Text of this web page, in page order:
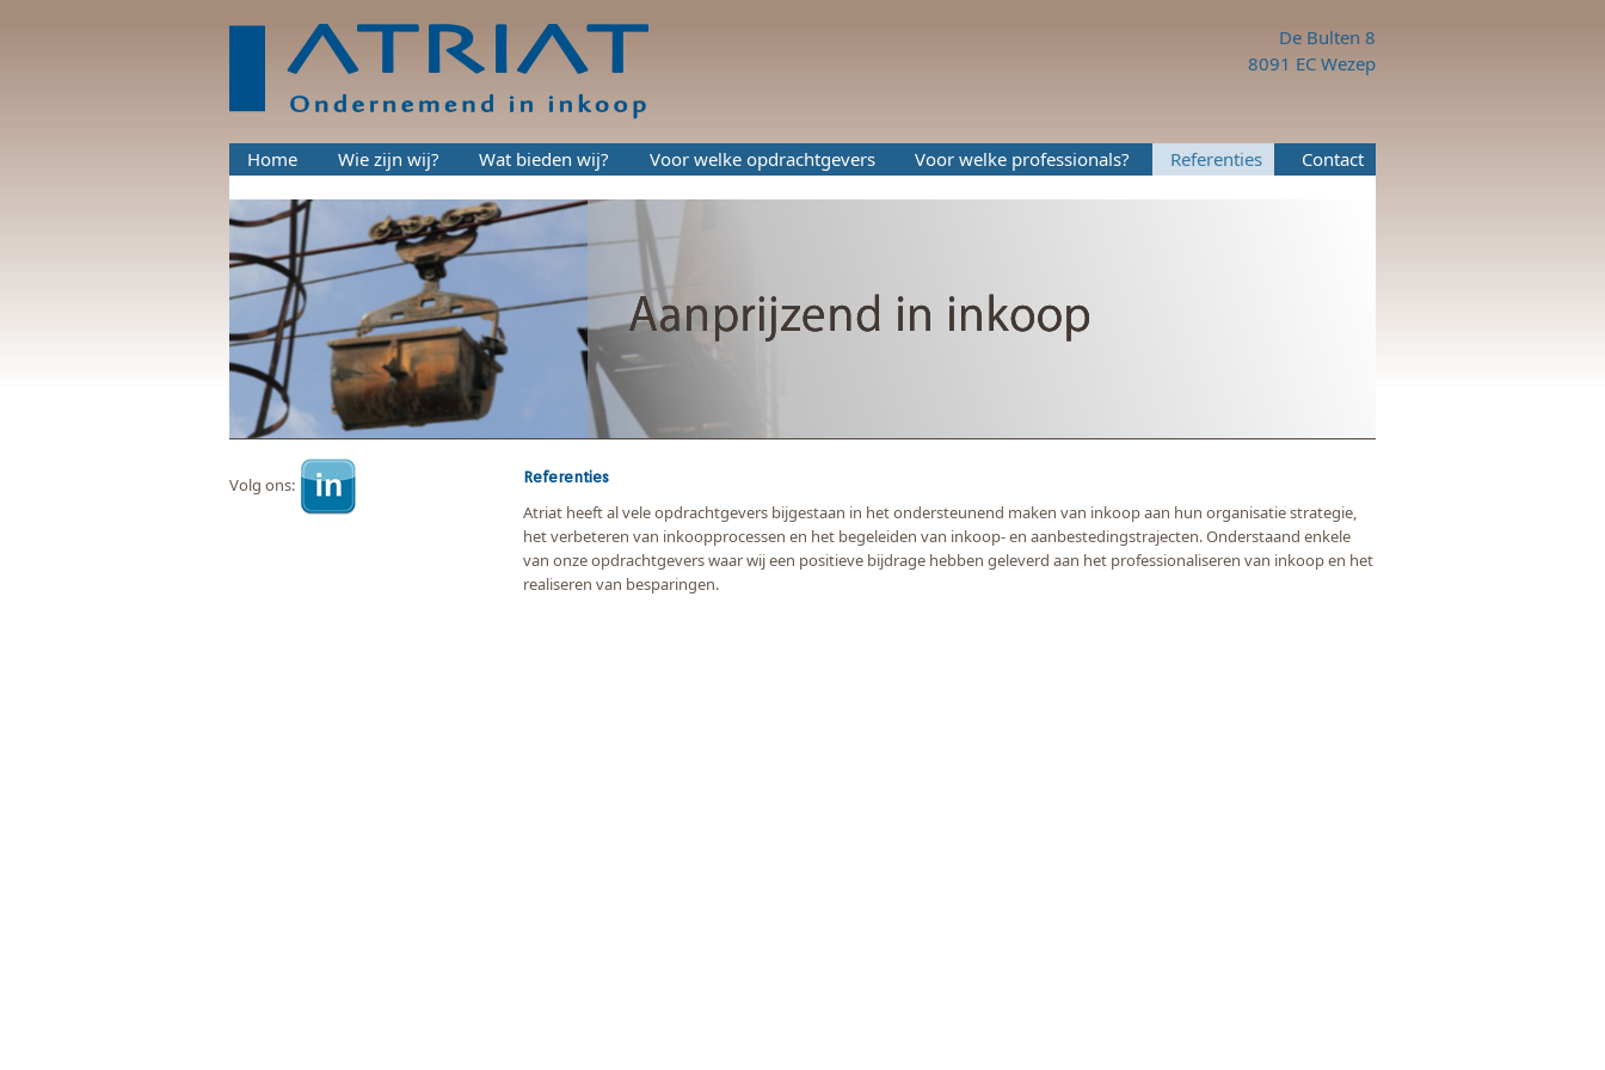
De Bulten 8
8091 EC Wezep
Home Wie zijn wij? Wat bieden wij? Voor welke opdrachtgevers Voor welke professionals? Referenties Contact
Volg ons: Referenties
Atriat heeft al vele opdrachtgevers bijgestaan in het ondersteunend maken van inkoop aan hun organisatie strategie,
het verbeteren van inkoopprocessen en het begeleiden van inkoop- en aanbestedingstrajecten. Onderstaand enkele
van onze opdrachtgevers waar wij een positieve bijdrage hebben geleverd aan het professionaliseren van inkoop en het
realiseren van besparingen.